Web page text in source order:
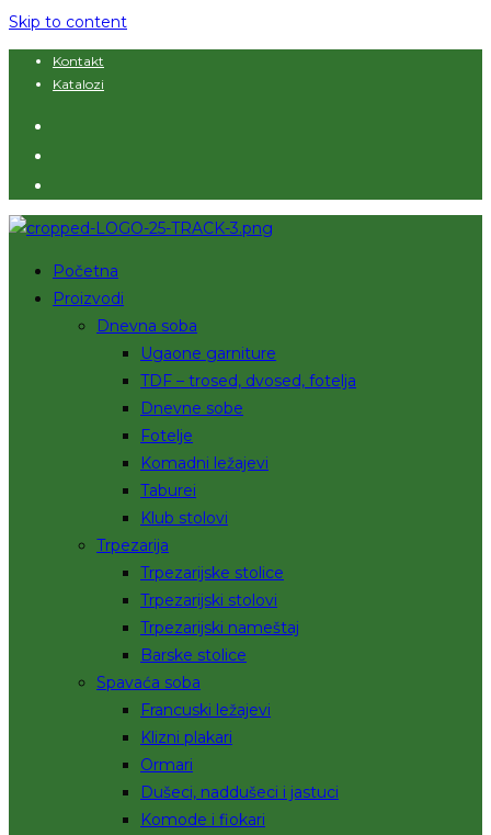
Skip to content
Kontakt
Katalozi
Početna
Proizvodi
Dnevna soba
Ugaone garniture
TDF – trosed, dvosed, fotelja
Dnevne sobe
Fotelje
Komadni ležajevi
Taburei
Klub stolovi
Trpezarija
Trpezarijske stolice
Trpezarijski stolovi
Trpezarijski nameštaj
Barske stolice
Spavaća soba
Francuski ležajevi
Klizni plakari
Ormari
Dušeci, naddušeci i jastuci
Komode i fiokari